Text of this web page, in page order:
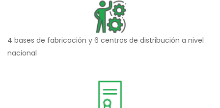
4 bases de fabricación y 6 centros de distribución a nivel
nacional